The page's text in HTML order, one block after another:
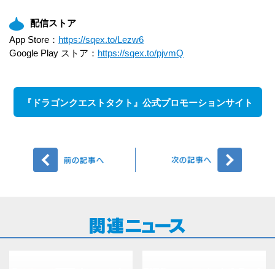
配信ストア
App Store： https://sqex.to/Lezw6
Google Play ストア： https://sqex.to/pjvmQ
『ドラゴンクエストタクト』公式プロモーションサイト